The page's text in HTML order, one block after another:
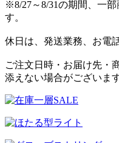
※8/27～8/31の期間、一
す。
休日は、発送業務、お電
ご注文日時・お届け先・
添えない場合がございます